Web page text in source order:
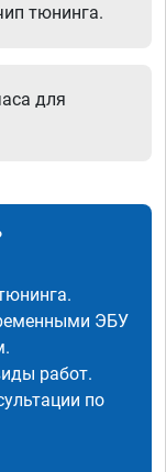
тюнинга.
для
ЭБУ
работ.
по